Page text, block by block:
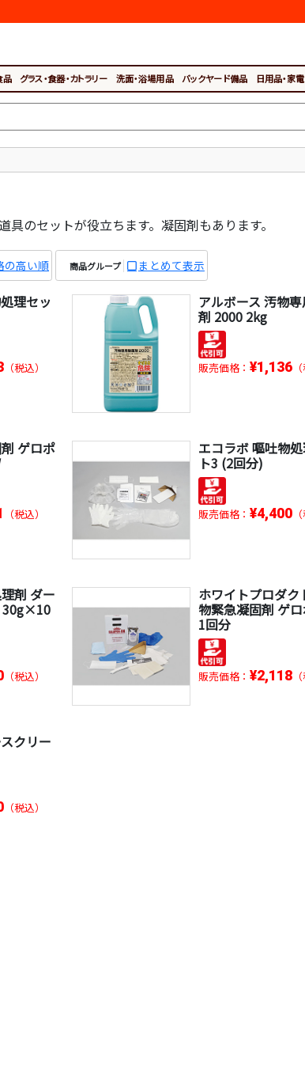
品 グラス・食器・カトラリー 洗面・浴場用品 バックヤード備品 日用品・家電
のセットが役立ちます。凝固剤もあります。
の高い順 商品グループ まとめて表示
理セッ
（税込）
アルボース 汚物
剤 2000 2kg
販売価格：¥1,136
ゲロポ
（税込）
エコラボ 嘔吐物
ト3 (2回分)
販売価格：¥4,400
剤 ダー
30g×10
（税込）
ホワイトプロダク
物緊急凝固剤 ゲ
1回分
販売価格：¥2,118
クリー
（税込）